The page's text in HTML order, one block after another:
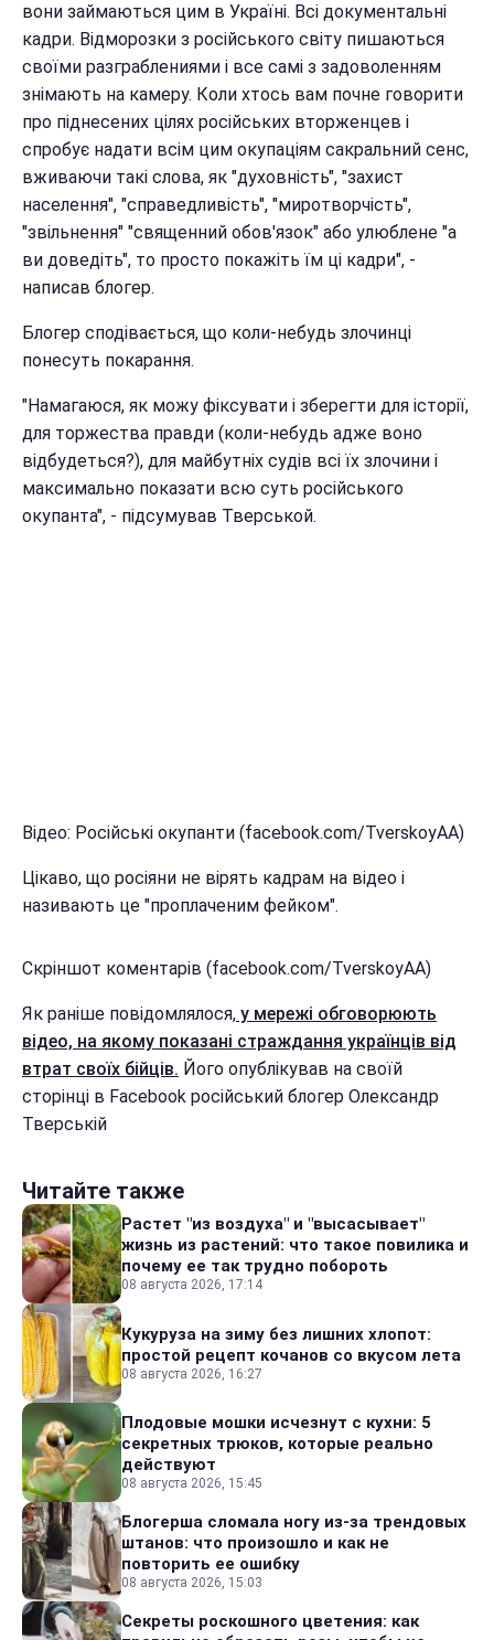
вони займаються цим в Україні. Всі документальні
кадри. Відморозки з російського світу пишаються
своїми разграблениями і все самі з задоволенням
знімають на камеру. Коли хтось вам почне говорити
про піднесених цілях російських вторженцев і
спробує надати всім цим окупаціям сакральний сенс,
вживаючи такі слова, як "духовність", "захист
населення", "справедливість", "миротворчість",
"звільнення" "священний обов'язок" або улюблене "а
ви доведіть", то просто покажіть їм ці кадри", -
написав блогер.
Блогер сподівається, що коли-небудь злочинці
понесуть покарання.
"Намагаюся, як можу фіксувати і зберегти для історії,
для торжества правди (коли-небудь адже воно
відбудеться?), для майбутніх судів всі їх злочини і
максимально показати всю суть російського
окупанта", - підсумував Тверськой.
Відео: Російські окупанти (facebook.com/TverskoyAA)
Цікаво, що росіяни не вірять кадрам на відео і
називають це "проплаченим фейком".
Скріншот коментарів (facebook.com/TverskoyAA)
Як раніше повідомлялося, у мережі обговорюють
відео, на якому показані страждання українців від
втрат своїх бійців. Його опублікував на своїй
сторінці в Facebook російський блогер Олександр
Тверській
Читайте также
Растет "из воздуха" и "высасывает"
жизнь из растений: что такое повилика и
почему ее так трудно побороть
08 августа 2026, 17:14
Кукуруза на зиму без лишних хлопот:
простой рецепт кочанов со вкусом лета
08 августа 2026, 16:27
Плодовые мошки исчезнут с кухни: 5
секретных трюков, которые реально
действуют
08 августа 2026, 15:45
Блогерша сломала ногу из-за трендовых
штанов: что произошло и как не
повторить ее ошибку
08 августа 2026, 15:03
Секреты роскошного цветения: как